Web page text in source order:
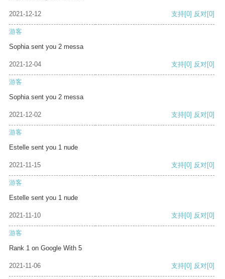
2021-12-12 支持[0] 反对[0]
游客
Sophia sent you 2 messa
2021-12-04 支持[0] 反对[0]
游客
Sophia sent you 2 messa
2021-12-02 支持[0] 反对[0]
游客
Estelle sent you 1 nude
2021-11-15 支持[0] 反对[0]
游客
Estelle sent you 1 nude
2021-11-10 支持[0] 反对[0]
游客
Rank 1 on Google With 5
2021-11-06 支持[0] 反对[0]